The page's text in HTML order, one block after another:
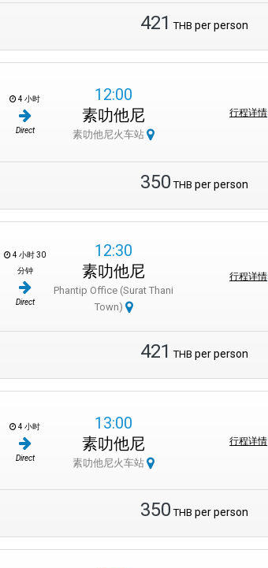
421 THB per person
4 小时
Direct
12:00
素叻他尼
素叻他尼火车站
行程详情
350 THB per person
4 小时 30
分钟
Direct
12:30
素叻他尼
Phantip Office (Surat Thani
Town)
行程详情
421 THB per person
4 小时
Direct
13:00
素叻他尼
素叻他尼火车站
行程详情
350 THB per person